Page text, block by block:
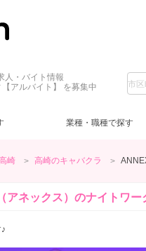
人・バイト情報
アルバイト】 を募集中
高崎 (5)
業種・職種で探す
スナック・パブ
ドレス無料 (4)
主婦歓迎 (3)
(1) 夕方・夜【17
崎 高崎のキャバクラ
アネックス）のナイトワー